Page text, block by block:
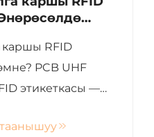
каршы RFID
PCB UHF
этикеткасы —
RFID